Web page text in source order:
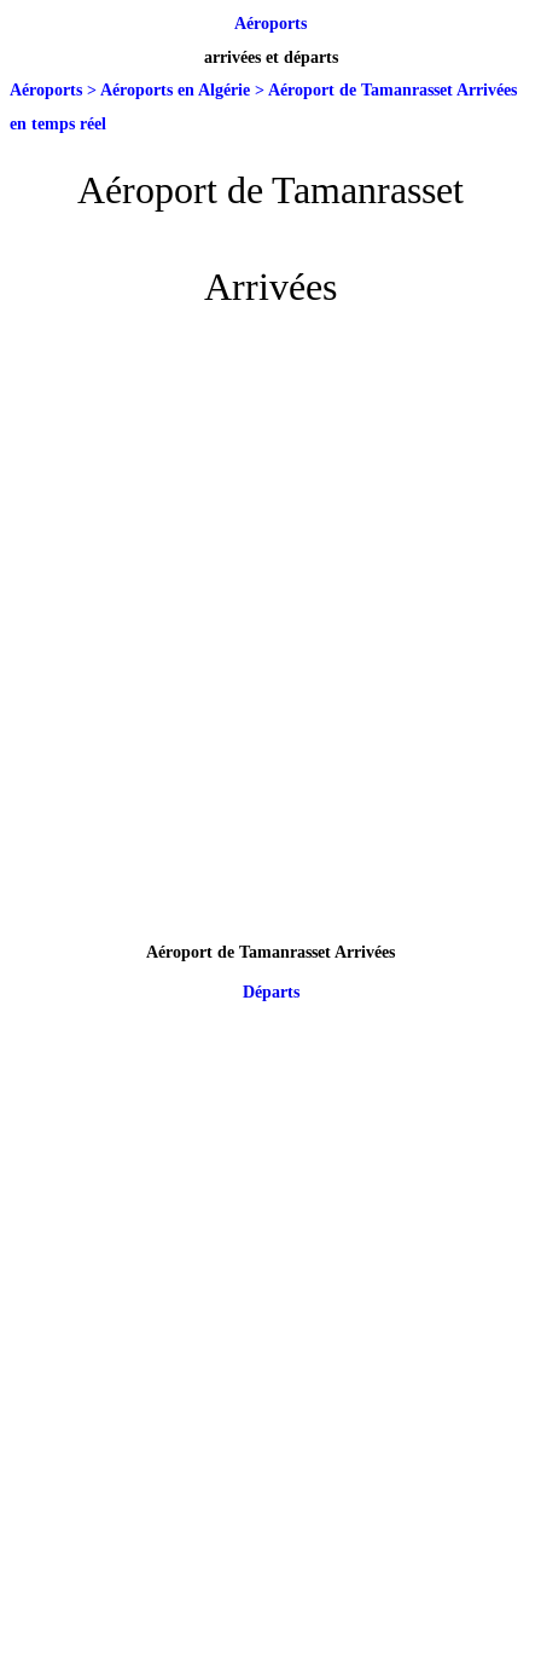
Aéroports
arrivées et départs
Aéroports > Aéroports en Algérie > Aéroport de Tamanrasset Arrivées
en temps réel
Aéroport de Tamanrasset
Arrivées
Aéroport de Tamanrasset Arrivées
Départs